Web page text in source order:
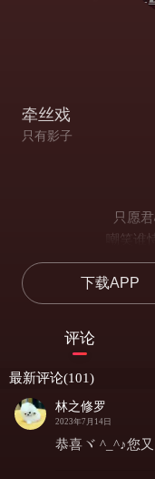
牵丝戏
只有影子
只愿
嘲笑谁
盘丝
没了你
下载APP
评论
最新评论(101)
林之修罗
2023年7月14日
恭喜ヾ ^_^♪您